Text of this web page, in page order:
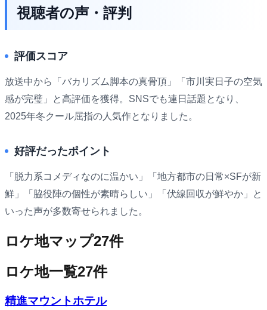
視聴者の声・評判
評価スコア
放送中から「バカリズム脚本の真骨頂」「市川実日子の空気
感が完璧」と高評価を獲得。SNSでも連日話題となり、
2025年冬クール屈指の人気作となりました。
好評だったポイント
「脱力系コメディなのに温かい」「地方都市の日常×SFが新
鮮」「脇役陣の個性が素晴らしい」「伏線回収が鮮やか」と
いった声が多数寄せられました。
ロケ地マップ27件
ロケ地一覧27件
精進マウントホテル